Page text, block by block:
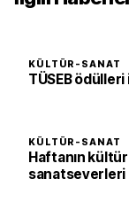
KÜLTÜR-SANAT
TÜSEB
KÜLTÜR-SANAT
Haftanın
sanatseverleri